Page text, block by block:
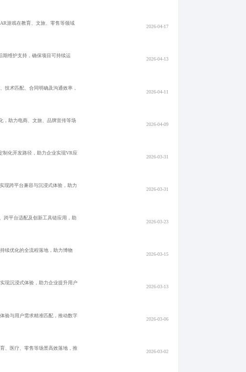
游戏在教育、文旅、零售等领域
2026-04-17
期维护支持，确保项目可持续运
2026-04-13
技术匹配、合同明确及沟通效率，
2026-04-11
，助力电商、文旅、品牌宣传等场
2026-04-09
制化开发路径，助力企业实现VR应
2026-03-31
现跨平台兼容与沉浸式体验，助力
2026-03-31
跨平台适配及创新工具链应用，助
2026-03-23
续优化的全流程落地，助力博物
2026-03-15
现沉浸式体验，助力企业提升用户
2026-03-13
验与用户需求精准匹配，推动数字
2026-03-06
、医疗、零售等场景高效落地，推
2026-03-02